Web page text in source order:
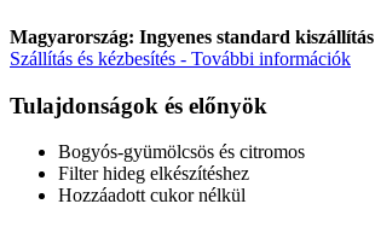
Magyarország: Ingyenes standard kiszállítás
Szállítás és kézbesítés - További információk
Tulajdonságok és előnyök
Bogyós-gyümölcsös és citromos
Filter hideg elkészítéshez
Hozzáadott cukor nélkül